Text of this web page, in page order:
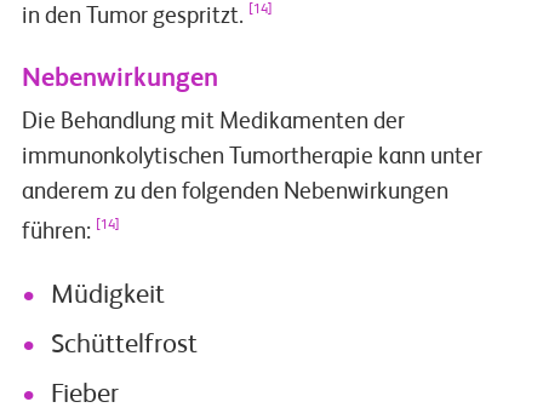
in den Tumor gespritzt.
[14]
Nebenwirkungen
Die Behandlung mit Medikamenten der
immunonkolytischen Tumortherapie kann unter
anderem zu den folgenden Nebenwirkungen
führen:
[14]
Müdigkeit
Schüttelfrost
Fieber